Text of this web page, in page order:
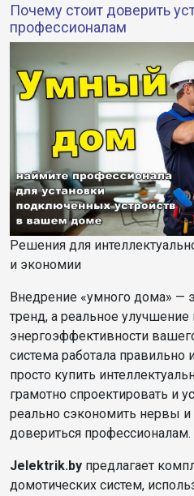
Почему стоит доверить
профессионалам
Решения для
и экономии
Внедрение «умного дома» —
тренд, а реальное
энергоэффективности
система работала правильно
просто купить
грамотно спроектировать и
реально сэкономить нервы и
довериться профессионалам.
Jelektrik.by предлагает
домотических систем,